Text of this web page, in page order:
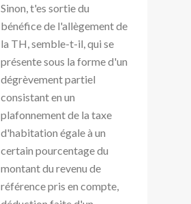
Sinon, t'es sortie du
bénéfice de l'allègement de
la TH, semble-t-il, qui se
présente sous la forme d'un
dégrèvement partiel
consistant en un
plafonnement de la taxe
d'habitation égale à un
certain pourcentage du
montant du revenu de
référence pris en compte,